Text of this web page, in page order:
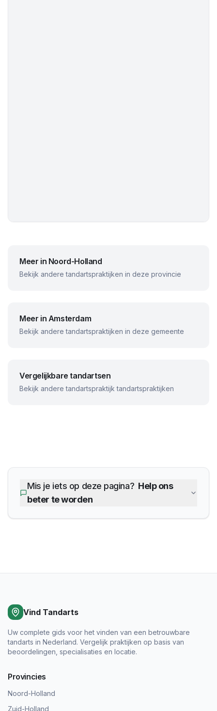
Meer in Noord-Holland
Bekijk andere tandartspraktijken in deze provincie
Meer in Amsterdam
Bekijk andere tandartspraktijken in deze gemeente
Vergelijkbare tandartsen
Bekijk anderetandartspraktijk tandartspraktijken
Mis je iets op deze pagina? Help ons
beter te worden
Vind Tandarts
Uw complete gids voor het vinden van een betrouwbare
tandarts in Nederland. Vergelijk praktijken op basis van
beoordelingen, specialisaties en locatie.
Provincies
Noord-Holland
Zuid-Holland